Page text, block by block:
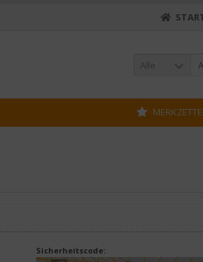
Alle
Sicherheitscode: